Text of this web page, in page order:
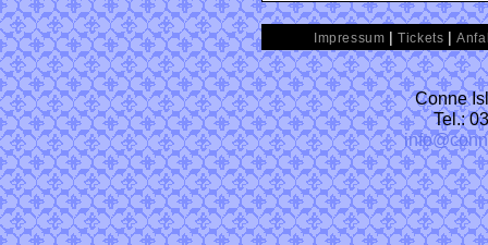
Impressum |Tickets |
Conne
Tel.: